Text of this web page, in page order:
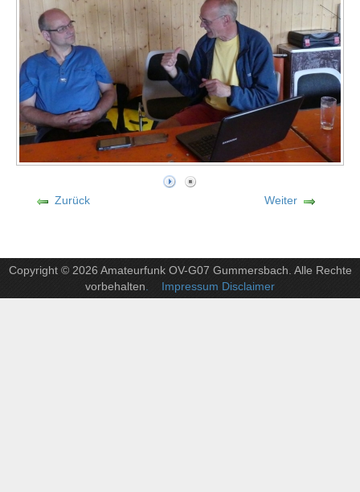
Zurück Weiter
Copyright © 2026 Amateurfunk OV-G07 Gummersbach. Alle Rechte
vorbehalten . Impressum Disclaimer